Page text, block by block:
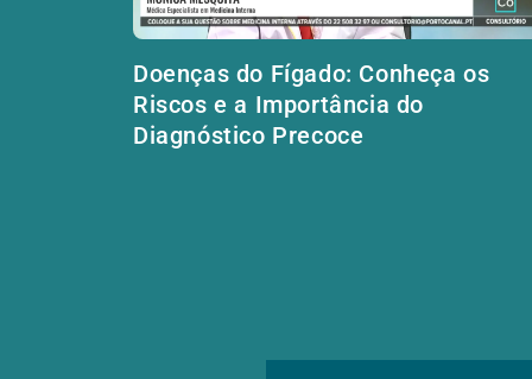
Doenças do Fígado: Conheça os
Riscos e a Importância do
Diagnóstico Precoce